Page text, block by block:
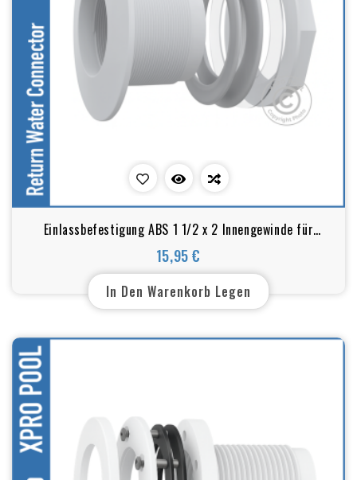
Einlassbefestigung ABS 1 1/2 x 2 Innengewinde für
Kunststoff- und Metallschwimmbecken
15,95 €
Preis
In Den Warenkorb Legen